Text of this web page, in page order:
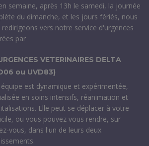
semaine, après 13h le samedi, la journée
du dimanche, et les jours fériés, nous
vers notre service d'urgences
par
VETERINAIRES DELTA
ou UVD83)
équipe est dynamique et expérimentée,
en soins intensifs, réanimation et
Elle peut se déplacer à votre
ou vous pouvez vous rendre, sur
vous, dans l'un de leurs deux